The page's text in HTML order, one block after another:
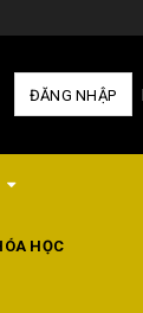
ĐĂNG NHẬP
HỌC